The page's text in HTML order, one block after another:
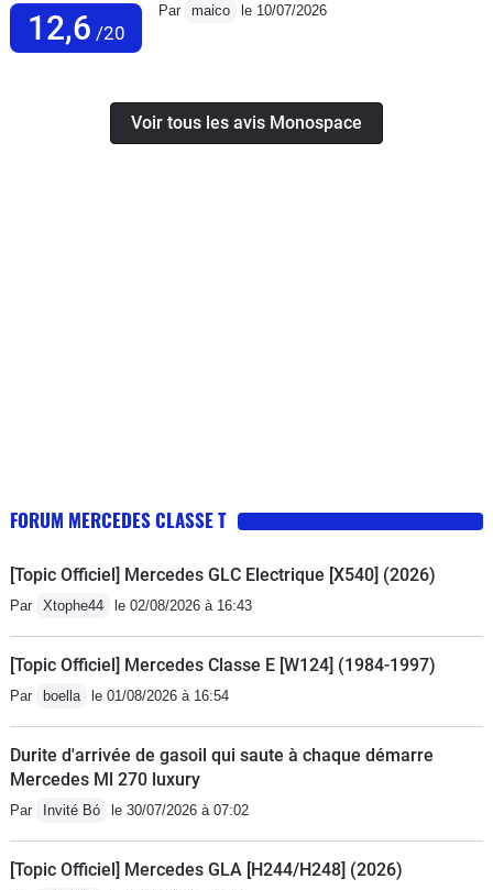
12,6 /20
Par maico le 10/07/2026
Voir tous les avis Monospace
FORUM MERCEDES CLASSE T
[Topic Officiel] Mercedes GLC Electrique [X540] (2026)
Par Xtophe44 le 02/08/2026 à 16:43
[Topic Officiel] Mercedes Classe E [W124] (1984-1997)
Par boella le 01/08/2026 à 16:54
Durite d'arrivée de gasoil qui saute à chaque démarre
Mercedes Ml 270 luxury
Par Invité Bó le 30/07/2026 à 07:02
[Topic Officiel] Mercedes GLA [H244/H248] (2026)